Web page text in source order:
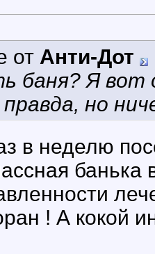
от Анти-Дот
баня? Я
но
в неделю
! А кокой